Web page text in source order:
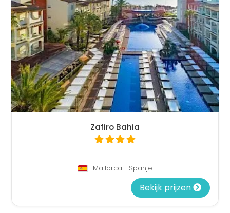
Zafiro Bahia
Mallorca - Spanje
Bekijk prijzen